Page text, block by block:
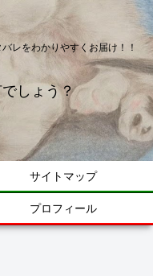
レをわかりやすくお届け！！
しょう？
サイトマップ
プロフィール